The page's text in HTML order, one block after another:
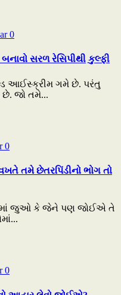
0
સરળ રેસિપીથી કુલ્ફી
આઈસ્ક્રીમ ગમે છે. પરંતુ
છે. જો તમે...
0
તમે છેતરપિંડીનો ભોગ તો
જુઓ કે જેને પણ જોઈએ તે
0